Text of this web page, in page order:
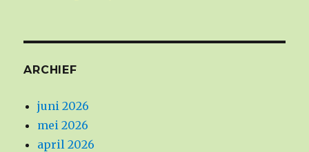
ARCHIEF
juni 2026
mei 2026
april 2026